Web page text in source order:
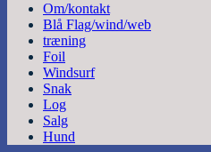
Om/kontakt
Blå Flag/wind/web
træning
Foil
Windsurf
Snak
Log
Salg
Hund